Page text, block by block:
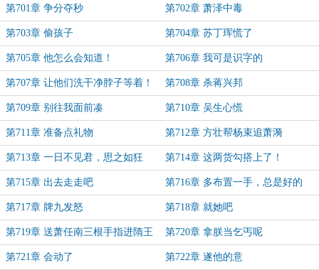
第701章 争分夺秒 第702章 萧泽中毒
第703章 偷孩子 第704章 苏丁珲慌了
第705章 他怎么会知道！ 第706章 我可是识字的
第707章 让他们洗干净脖子等着！ 第708章 杀蒋兴邦
第709章 别往我面前凑 第710章 吴生心慌
第711章 准备点礼物 第712章 方壮帮杨束追萧漪
第713章 一日不见君，思之如狂 第714章 这两货勾搭上了！
第715章 出去走走吧 第716章 多布置一手，总是好的
第717章 牌九发怒 第718章 就她吧
第719章 送萧任南三根手指进隋王
府
第720章 拿朕当乞丐呢
第721章 会动了 第722章 遂他的意